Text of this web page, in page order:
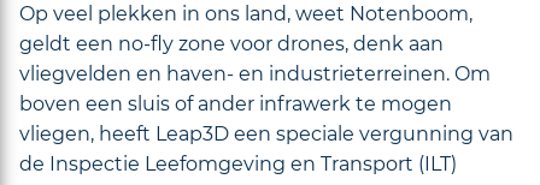
Op veel plekken in ons land, weet Notenboom,
geldt een no-fly zone voor drones, denk aan
vliegvelden en haven- en industrieterreinen. Om
boven een sluis of ander infrawerk te mogen
vliegen, heeft Leap3D een speciale vergunning van
de Inspectie Leefomgeving en Transport (ILT)